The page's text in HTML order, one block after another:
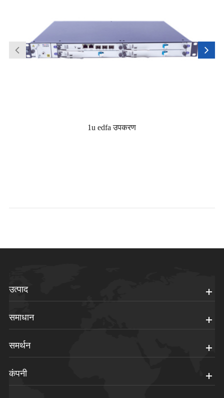
1u edfa उपकरण
उत्पाद
समाधान
समर्थन
कंपनी